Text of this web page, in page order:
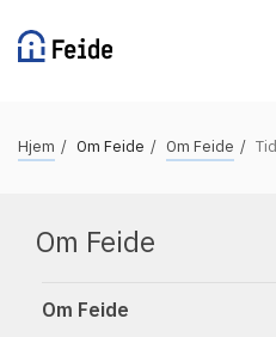
Tilgjengelige
N
Hjem Om Feide Om Feide
Om Feide
Om Feide